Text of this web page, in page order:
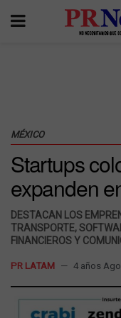
MÉXICO
Startups
expanden
DESTACAN LOS
TRANSPORTE,
FINANCIEROS Y
PR LATAM 4 años Ago